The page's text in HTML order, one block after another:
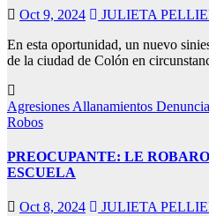
Oct 9, 2024
JULIETA
En esta oportunidad, un nuevo
de la ciudad de Colón en
Agresiones Allanamientos
Robos
PREOCUPANTE: LE
ESCUELA
Oct 8, 2024
JULIETA